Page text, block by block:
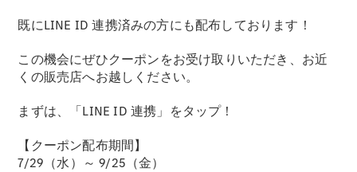
既にLINE ID 連携済みの方にも配布しております！
この機会にぜひクーポンをお受け取りいただき、お近
くの販売店へお越しください。
まずは、「LINE ID 連携」をタップ！
【クーポン配布期間】
7/29（水）～ 9/25（金）